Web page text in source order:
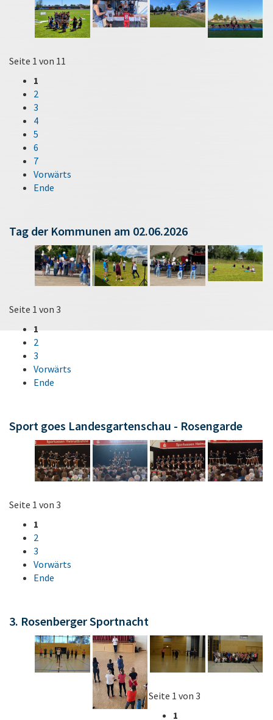
Seite 1 von 11
1
2
3
4
5
6
7
Vorwärts
Ende
Tag der Kommunen am 02.06.2026
Seite 1 von 3
1
2
3
Vorwärts
Ende
Sport goes Landesgartenschau - Rosengarde
Seite 1 von 3
1
2
3
Vorwärts
Ende
3. Rosenberger Sportnacht
Seite 1 von 3
1